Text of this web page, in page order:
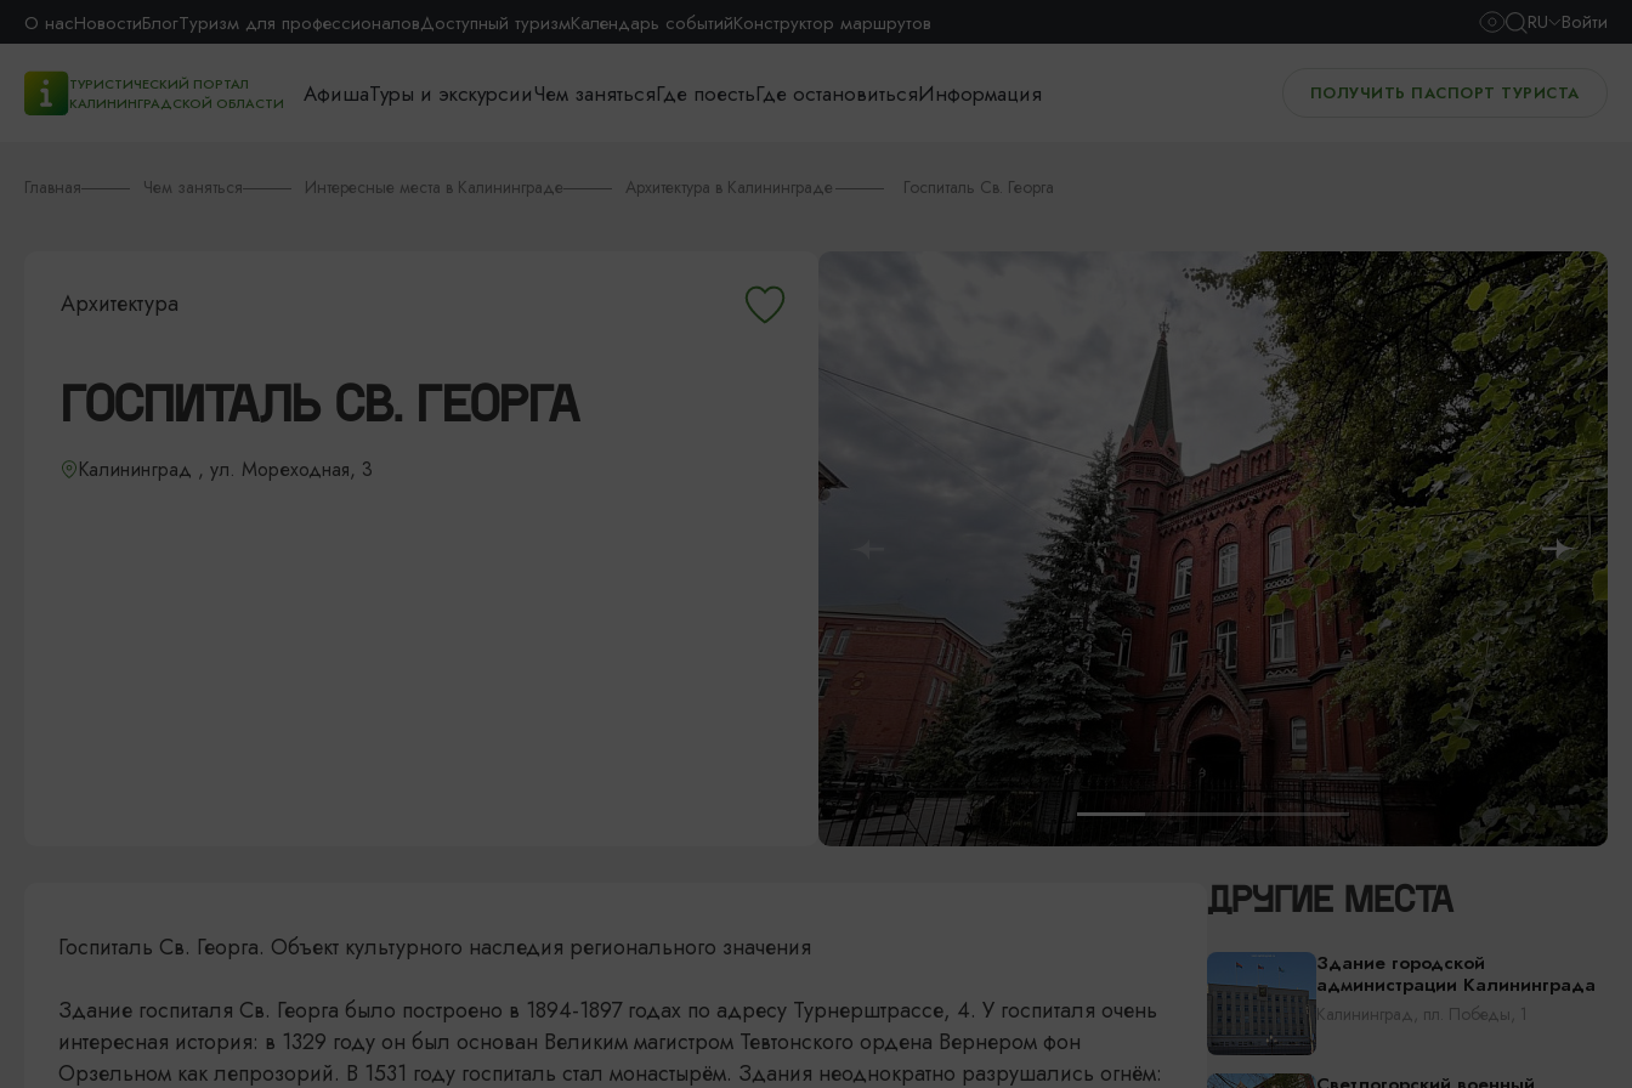
О насНовостиБлогТуризм для профессионаловДоступный туризмКалендарь событийКонструктор маршрутов RU Войти
ТУРИСТИЧЕСКИЙ ПОРТАЛ
КАЛИНИНГРАДСКОЙ ОБЛАСТИ
АфишаТуры и экскурсииЧем занятьсяГде поестьГде остановитьсяИнформация ПОЛУЧИТЬ ПАСПОРТ ТУРИСТА
Главная Чем заняться Интересные места в Калининграде Архитектура в Калининграде Госпиталь Св. Георга
Архитектура
ГОСПИТАЛЬ СВ. ГЕОРГА
Калининград , ул. Мореходная, 3
Госпиталь Св. Георга. Объект культурного наследия регионального значения
Здание госпиталя Св. Георга было построено в 1894-1897 годах по адресу Турнерштрассе, 4. У госпиталя очень
интересная история: в 1329 году он был основан Великим магистром Тевтонского ордена Вернером фон
Орзельном как лепрозорий. В 1531 году госпиталь стал монастырём. Здания неоднократно разрушались огнём:
ДРУГИЕ МЕСТА
Здание городской
администрации Калининграда
Калининград, пл. Победы, 1